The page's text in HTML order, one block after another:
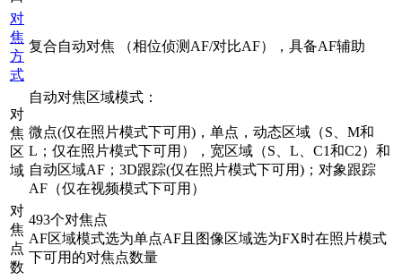
对
焦
方
式
复合自动对焦 （相位侦测AF/对比AF），具备AF辅助
对
焦
区
域
自动对焦区域模式：
微点(仅在照片模式下可用)，单点，动态区域（S、M和
L；仅在照片模式下可用），宽区域（S、L、C1和C2）和
自动区域AF；3D跟踪(仅在照片模式下可用)；对象跟踪
AF（仅在视频模式下可用）
对
焦
点
数
493个对焦点
AF区域模式选为单点AF且图像区域选为FX时在照片模式
下可用的对焦点数量